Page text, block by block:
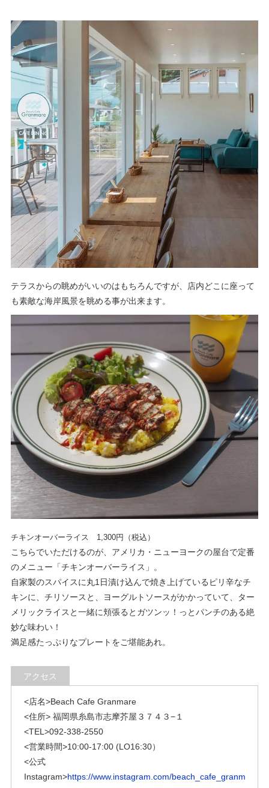
テラスからの眺めがいいのはもちろんですが、店内どこに座って
も素敵な海岸風景を眺める事が出来ます。
チキンオーバーライス 1,300円（税込）
こちらでいただけるのが、アメリカ・ニューヨークの屋台で定番
のメニュー「チキンオーバーライス」。
自家製のスパイスに丸1日漬け込んで焼き上げているピリ辛なチ
キンに、チリソースと、ヨーグルトソースがかかっていて、ター
メリックライスと一緒に頬張るとガツンッ！っとパンチのある絶
妙な味わい！
満足感たっぷりなプレートをご堪能あれ。
アクセス
<店名>Beach Cafe Granmare
<住所> 福岡県糸島市志摩芥屋３７４３−１
<TEL>092-338-2550
<営業時間>10:00-17:00 (LO16:30）
<公式
Instagram>https://www.instagram.com/beach_cafe_granmare/